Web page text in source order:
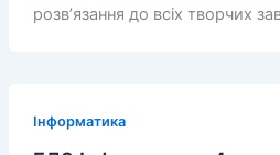
розв’язання до всіх творчих
Інформатика